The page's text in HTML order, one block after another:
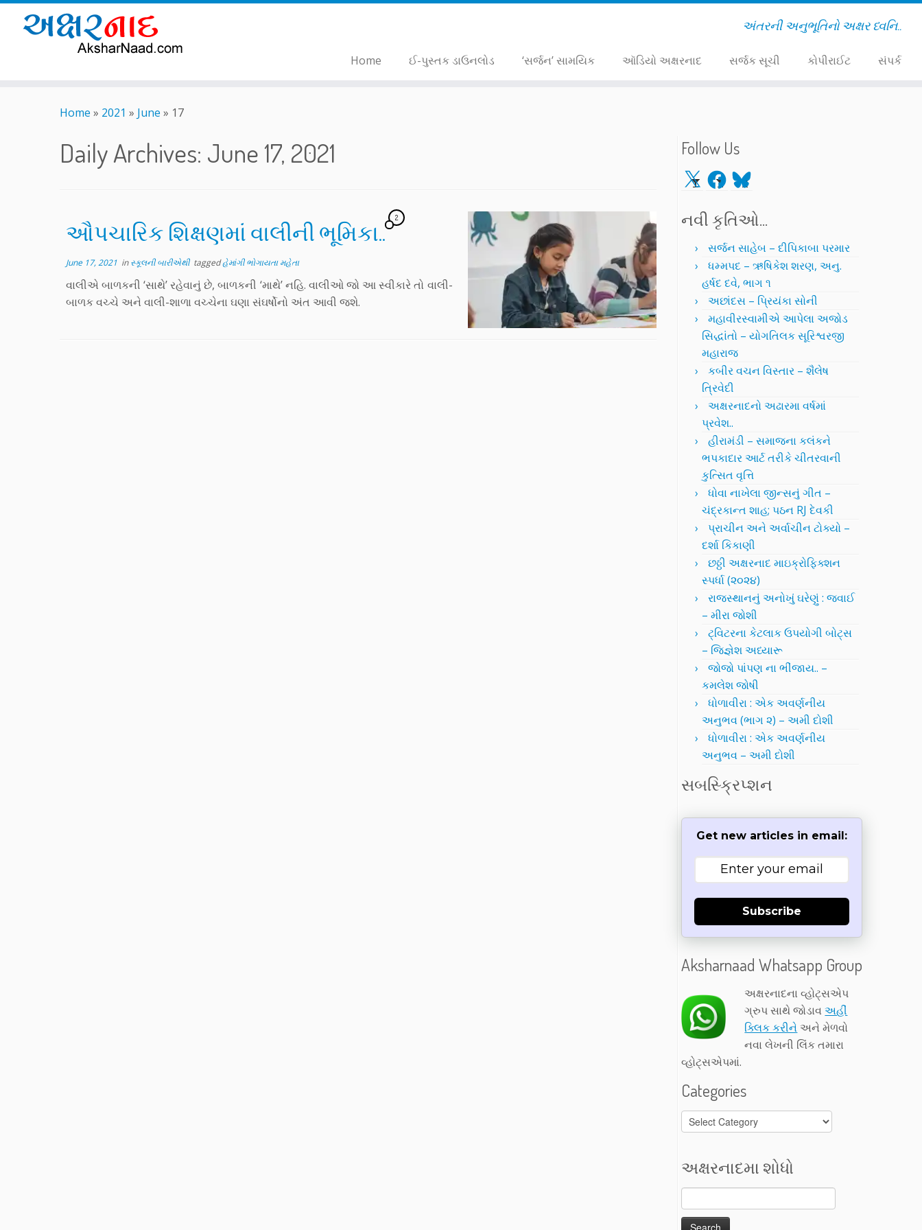
અંતરની અનુભૂતિનો અક્ષર ધ્વનિ..
Home ઈ-પુસ્તક ડાઉનલોડ ‘સર્જન’ સામયિક ઑડિયો અક્ષરનાદ સર્જક સૂચી કોપીરાઈટ સંપર્ક
Home » 2021 » June » 17
Daily Archives: June 17, 2021
ઔપચારિક શિક્ષણમાં વાલીની ભૂમિકા..
2
June 17, 2021inસ્કૂલની બારીએથી taggedહેમાંગી ભોગાયતા મહેતા
વાલીએ બાળકની ‘સાથે’ રહેવાનું છે, બાળકની ‘માથે’ નહિ. વાલીઓ જો આ સ્વીકારે તો વાલી-
બાળક વચ્ચે અને વાલી-શાળા વચ્ચેના ઘણા સંઘર્ષોનો અંત આવી જશે.
Follow Us
X Facebook
Bluesky
નવી કૃતિઓ…
સર્જન સાહેબ – દીપિકાબા પરમાર
ધમ્મપદ – ઋષિકેશ શરણ, અનુ.
હર્ષદ દવે, ભાગ ૧
અછાંદસ – પ્રિયંકા સોની
મહાવીરસ્વામીએ આપેલા અજોડ
સિદ્ધાંતો – યોગતિલક સૂરિશ્વરજી
મહારાજ
કબીર વચન વિસ્તાર – શૈલેષ
ત્રિવેદી
અક્ષરનાદનો અઢારમા વર્ષમાં
પ્રવેશ..
હીરામંડી – સમાજના કલંકને
ભપકાદાર આર્ટ તરીકે ચીતરવાની
કુત્સિત વૃત્તિ
ધોવા નાખેલા જીન્સનું ગીત –
ચંદ્રકાન્ત શાહ; પઠન RJ દેવકી
પ્રાચીન અને અર્વાચીન ટોક્યો –
દર્શા કિકાણી
છઠ્ઠી અક્ષરનાદ માઇક્રોફિક્શન
સ્પર્ધા (૨૦૨૪)
રાજસ્થાનનું અનોખું ઘરેણું : જવાઈ
– મીરા જોશી
ટ્વિટરના કેટલાક ઉપયોગી બોટ્સ
– જિજ્ઞેશ અધ્યારૂ
જોજો પાંપણ ના ભીંજાય.. –
કમલેશ જોષી
ધોળાવીરા : એક અવર્ણનીય
અનુભવ (ભાગ ૨) – અમી દોશી
ધોળાવીરા : એક અવર્ણનીય
અનુભવ – અમી દોશી
સબસ્ક્રિપ્શન
Get new articles in email:
Subscribe
Aksharnaad Whatsapp Group
અક્ષરનાદના વ્હોટ્સએપ
ગ્રુપ સાથે જોડાવઅહીં
ક્લિક કરીને અને મેળવો
નવા લેખની લિંક તમારા
વ્હોટ્સએપમાં.
Categories
Categories
અક્ષરનાદમા શોધો